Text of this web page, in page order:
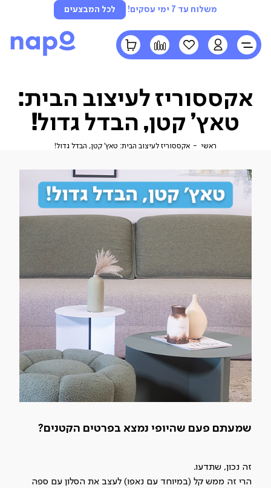
משלוח עד 7 ימי עסקים! לכל המבצעים
LOGINהרשימה
שלי
השוואההסל
שלי
אקססוריז לעיצוב הבית:
טאץ’ קטן, הבדל גדול!
ראשי ראשיאקססוריז לעיצוב הבית: טאץ’ קטן, הבדל גדול!אקססוריז
הבדל
גדול!
שמעתם פעם שהיופי נמצא בפרטים הקטנים?
זה נכון, שתדעו.
הרי זה ממש קל (במיוחד עם נאפו) לעצב את הסלון עם ספה